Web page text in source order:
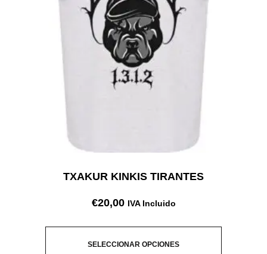
TXAKUR KINKIS TIRANTES
€20,00 IVA Incluido
SELECCIONAR OPCIONES